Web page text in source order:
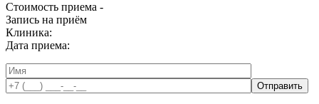
Стоимость приема -
Запись на приём
Клиника:
Дата приема: